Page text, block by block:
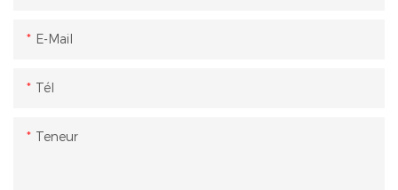
E-Mail
Tél
Teneur